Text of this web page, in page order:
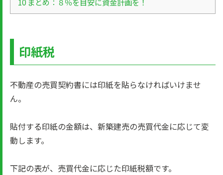
印紙税
不動産の売買契約書には印紙を貼らなければいけませ
ん。
貼付する印紙の金額は、新築建売の売買代金に応じて変
動します。
下記の表が、売買代金に応じた印紙税額です。